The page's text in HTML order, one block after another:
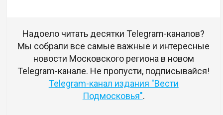
Надоело читать десятки Telegram-каналов?
Мы собрали все самые важные и интересные
новости Московского региона в новом
Telegram-канале. Не пропусти, подписывайся!
Telegram-канал издания "Вести
Подмосковья".